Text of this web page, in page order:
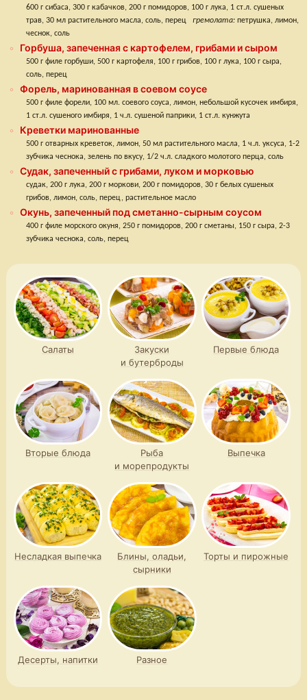
600 г сибаса, 300 г кабачков, 200 г помидоров, 100 г лука, 1 ст.л. сушеных
трав, 30 мл растительного масла, соль, перецгремолата: петрушка, лимон,
чеснок, соль
Горбуша, запеченная с картофелем, грибами и сыром
500 г филе горбуши, 500 г картофеля, 100 г грибов, 100 г лука, 100 г сыра,
соль, перец
Форель, маринованная в соевом соусе
500 г филе форели, 100 мл. соевого соуса, лимон, небольшой кусочек имбиря,
1 ст.л. сушеного имбиря, 1 ч.л. сушеной паприки, 1 ст.л. кунжута
Креветки маринованные
500 г отварных креветок, лимон, 50 мл растительного масла, 1 ч.л. уксуса, 1-2
зубчика чеснока, зелень по вкусу, 1/2 ч.л. сладкого молотого перца, соль
Судак, запеченный с грибами, луком и морковью
судак, 200 г лука, 200 г моркови, 200 г помидоров, 30 г белых сушеных
грибов, лимон, соль, перец, растительное масло
Окунь, запеченный под сметанно-сырным соусом
400 г филе морского окуня, 250 г помидоров, 200 г сметаны, 150 г сыра, 2-3
зубчика чеснока, соль, перец
Салаты
Закуски
и бутерброды
Первые блюда
Вторые блюда
Рыба
и морепродукты
Выпечка
Несладкая выпечка
Блины, оладьи,
сырники
Торты и пирожные
Десерты, напитки Разное